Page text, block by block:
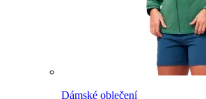
Dámské oblečení